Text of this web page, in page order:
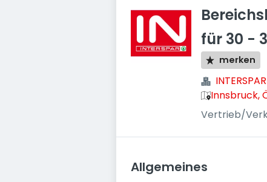
für 30 -
merken
Innsbruck,
Vertrieb/
Allgemeines